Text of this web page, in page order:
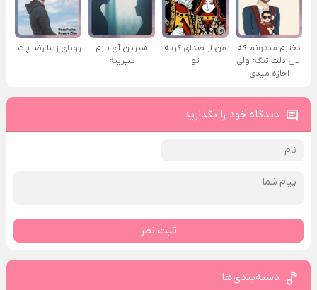
دخترم میدونم که
الان دلت تنگه ولی
اجازه میدی
من از صدای گريه
تو
شیرین آی یارم
شیرینه
رویای زیبا رضا پاشا
دیدگاه خود را بگذارید
ثبت نظر
دسته‌بندی‌ها